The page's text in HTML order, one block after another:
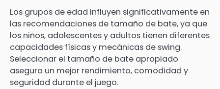
Los grupos de edad influyen significativamente en
las recomendaciones de tamaño de bate, ya que
los niños, adolescentes y adultos tienen diferentes
capacidades físicas y mecánicas de swing.
Seleccionar el tamaño de bate apropiado
asegura un mejor rendimiento, comodidad y
seguridad durante el juego.